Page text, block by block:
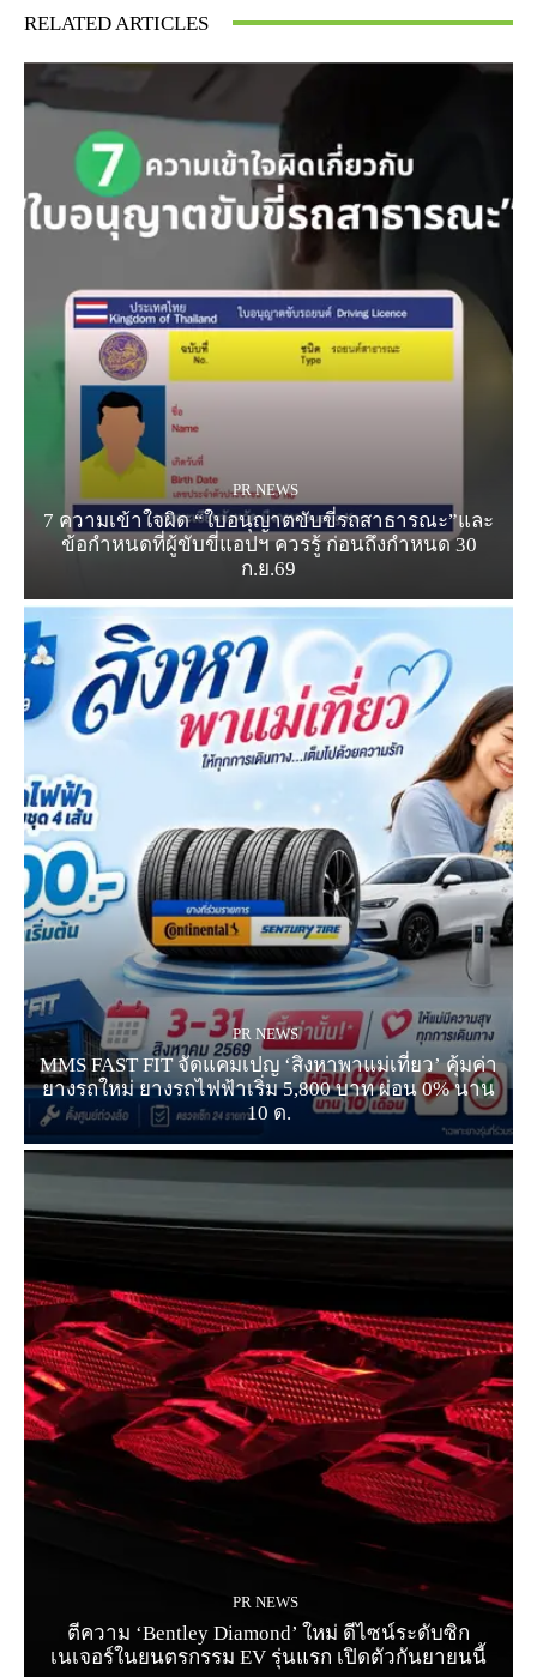
RELATED ARTICLES
PR NEWS
7 ความเข้าใจผิด “ใบอนุญาตขับขี่รถสาธารณะ”และ
ข้อกำหนดที่ผู้ขับขี่แอปฯ ควรรู้ ก่อนถึงกำหนด 30
ก.ย.69
PR NEWS
MMS FAST FIT จัดแคมเปญ ‘สิงหาพาแม่เที่ยว’ คุ้มค่า
ยางรถใหม่ ยางรถไฟฟ้าเริ่ม 5,800 บาท ผ่อน 0% นาน
10 ด.
PR NEWS
ตีความ ‘Bentley Diamond’ ใหม่ ดีไซน์ระดับซิก
เนเจอร์ในยนตรกรรม EV รุ่นแรก เปิดตัวกันยายนนี้